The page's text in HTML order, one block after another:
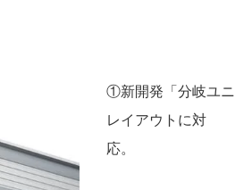
①新開発「分岐ユ
レイアウトに対